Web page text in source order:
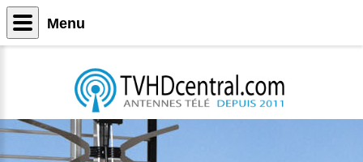
Menu